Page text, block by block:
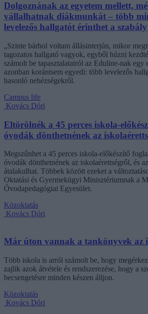
Dolgoznának az egyetem mellett,
vállalhatnak diákmunkát – több
levelezős hallgatót érinthet a szabály
„Szinte bárhol voltam állásinterjún, mikor
tagozatos hallgató vagyok, egyből húzni
számolt be tapasztalatairól az Eduline-nak egy
azonban korántsem egyedi: több levelezős
hasonló nehézségekről.
Campus life
Kovács Dóri
Eltörölnék a 45 perces iskola-
óvodák dönthetnének az
Megszűnhet a 45 perces iskola-előkészítő
óvodák dönthetnének az iskolaérettségről, és
átalakulhat. Többek között ezeket a
Oktatási és Gyermekügyi Minisztériumnak a
Óvodapedagógiai Egyesület.
Közoktatás
Kovács Dóri
Már úton vannak a tankönyvek az
Több iskola is arról számolt be, hogy
zajlik azok átvétele és rendszerezése, hogy a
becsengetésre minden készen álljon.
Közoktatás
Kovács Dóri